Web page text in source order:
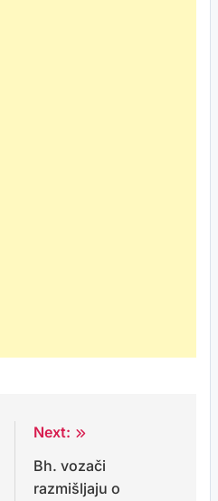
Next:
Bh. vozači
razmišljaju o